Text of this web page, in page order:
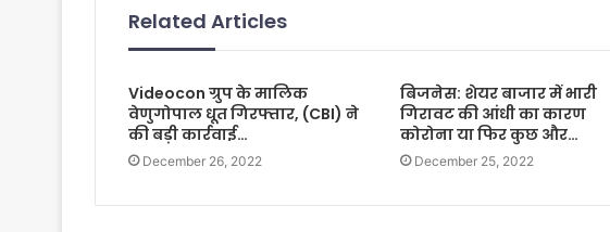
Related Articles
Videocon ग्रुप के मालिक
वेणुगोपाल धूत गिरफ्तार, (CBI) ने
की बड़ी कार्रवाई…
December 26, 2022
बिजनेस: शेयर बाजार में भारी
गिरावट की आंधी का कारण
कोरोना या फिर कुछ और…
December 25, 2022